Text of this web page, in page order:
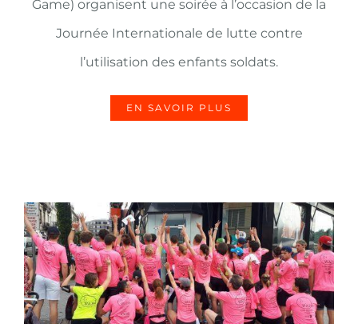
Game) organisent une soirée à l’occasion de la
Journée Internationale de lutte contre
l’utilisation des enfants soldats.
EN SAVOIR PLUS